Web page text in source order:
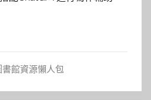
書館資源懶人包